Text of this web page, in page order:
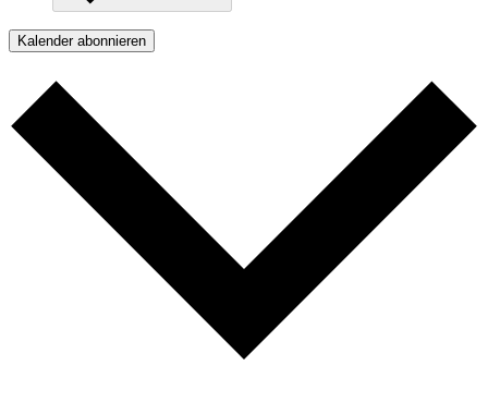
Kalender abonnieren